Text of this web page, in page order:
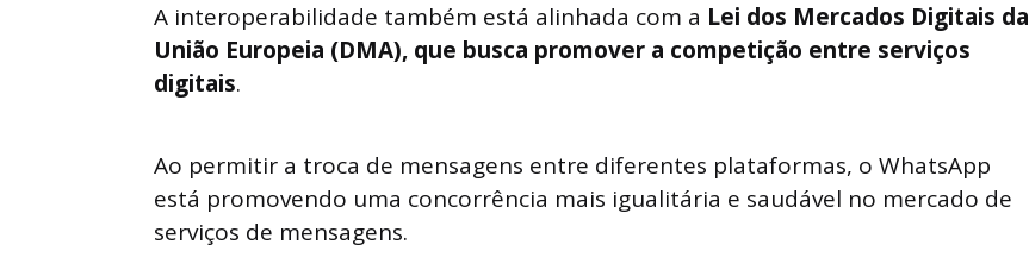
A interoperabilidade também está alinhada com a Lei dos Mercados Digitais da
União Europeia (DMA), que busca promover a competição entre serviços
digitais.
Ao permitir a troca de mensagens entre diferentes plataformas, o WhatsApp
está promovendo uma concorrência mais igualitária e saudável no mercado de
serviços de mensagens.